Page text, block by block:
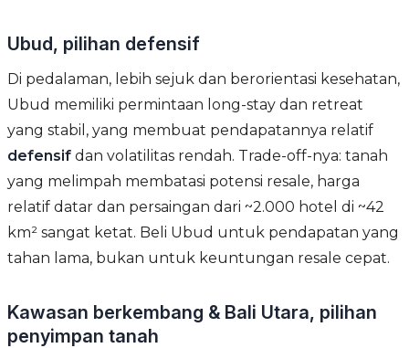
Ubud, pilihan defensif
Di pedalaman, lebih sejuk dan berorientasi kesehatan,
Ubud memiliki permintaan long-stay dan retreat
yang stabil, yang membuat pendapatannya relatif
defensif dan volatilitas rendah. Trade-off-nya: tanah
yang melimpah membatasi potensi resale, harga
relatif datar dan persaingan dari ~2.000 hotel di ~42
km² sangat ketat. Beli Ubud untuk pendapatan yang
tahan lama, bukan untuk keuntungan resale cepat.
Kawasan berkembang & Bali Utara, pilihan
penyimpan tanah